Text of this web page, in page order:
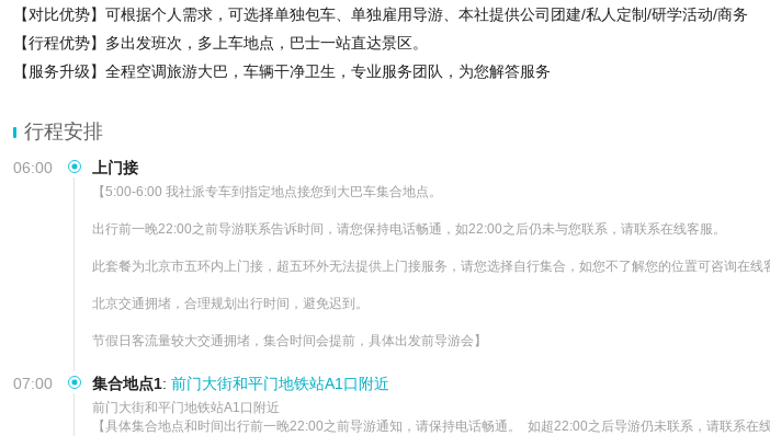
【对比优势】可根据个人需求，可选择单独包车、单独雇用导游、本社提供公司团建/私人定制/研学活动/商务
【行程优势】多出发班次，多上车地点，巴士一站直达景区。
【服务升级】全程空调旅游大巴，车辆干净卫生，专业服务团队，为您解答服务
行程安排
06:00 上门接
【5:00-6:00 我社派专车到指定地点接您到大巴车集合地点。
出行前一晚22:00之前导游联系告诉时间，请您保持电话畅通，如22:00之后仍未与您联系，请联系在线客服。
此套餐为北京市五环内上门接，超五环外无法提供上门接服务，请您选择自行集合，如您不了解您的位置可咨询在线
北京交通拥堵，合理规划出行时间，避免迟到。
节假日客流量较大交通拥堵，集合时间会提前，具体出发前导游会】
07:00 集合地点1: 前门大街和平门地铁站A1口附近
前门大街和平门地铁站A1口附近
【具体集合地点和时间出行前一晚22:00之前导游通知，请保持电话畅通。  如超22:00之后导游仍未联系，请联系